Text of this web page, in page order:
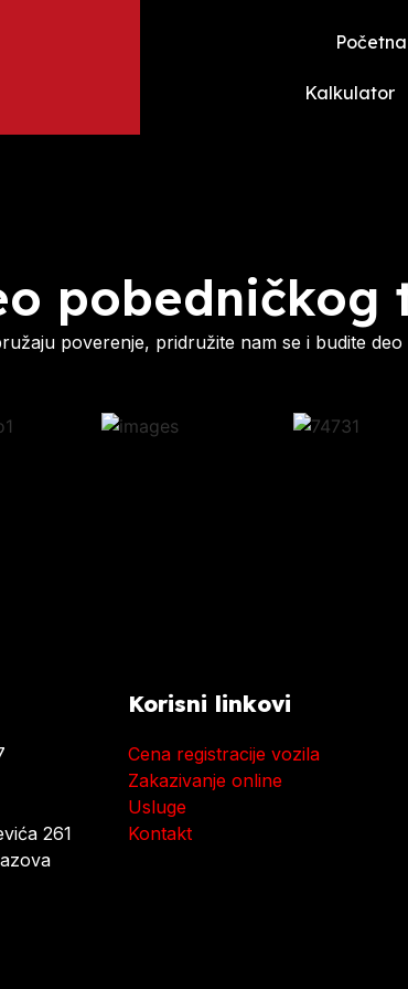
Početna
Kalkulator
pobedničkog
poverenje, pridružite nam se i budite
261
Korisni linkovi
Cena registracije vozila
Zakazivanje online
Usluge
Kontakt